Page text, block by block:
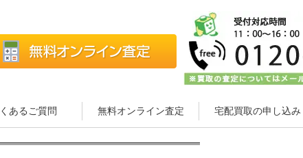
あるご質問 無料オンライン査定 宅配買取の申し込み